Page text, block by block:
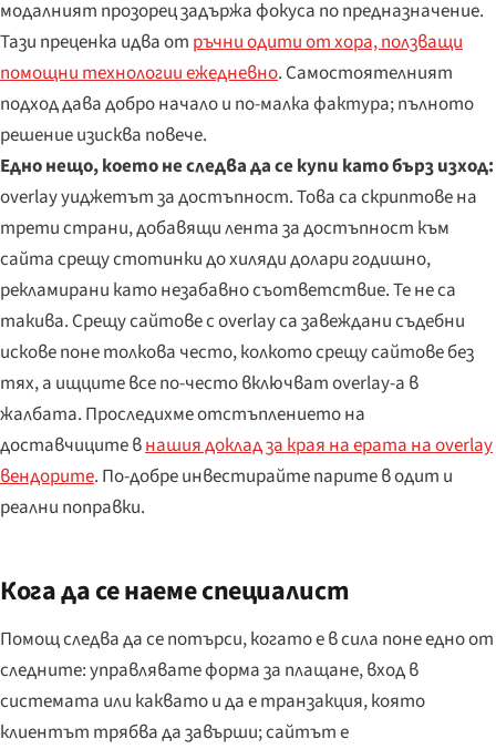
модалният прозорец задържа фокуса по предназначение.
Тази преценка идва от ръчни одити от хора, ползващи
помощни технологии ежедневно. Самостоятелният
подход дава добро начало и по-малка фактура; пълното
решение изисква повече.
Едно нещо, което не следва да се купи като бърз изход:
overlay уиджетът за достъпност. Това са скриптове на
трети страни, добавящи лента за достъпност към
сайта срещу стотинки до хиляди долари годишно,
рекламирани като незабавно съответствие. Те не са
такива. Срещу сайтове с overlay са завеждани съдебни
искове поне толкова често, колкото срещу сайтове без
тях, а ищците все по-често включват overlay-а в
жалбата. Проследихме отстъплението на
доставчиците внашия доклад за края на ерата на overlay
вендорите. По-добре инвестирайте парите в одит и
реални поправки.
Кога да се наеме специалист
Помощ следва да се потърси, когато е в сила поне едно от
следните: управлявате форма за плащане, вход в
системата или каквато и да е транзакция, която
клиентът трябва да завърши; сайтът е